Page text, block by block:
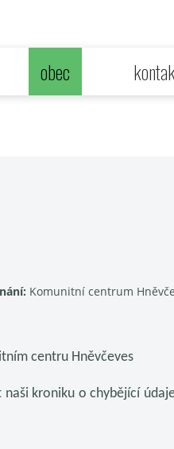
obec
Komunitní centrum
centru Hněvčeves
kroniku o chybějící